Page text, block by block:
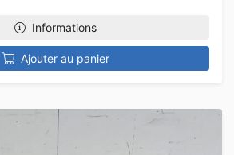
Informations
Ajouter au panier